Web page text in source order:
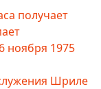
получает
ноября 1975
Шриле